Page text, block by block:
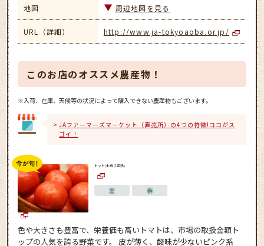
地図 周辺地図を見る
URL（詳細） http://www.ja-tokyoaoba.or.jp/
このお店のオススメ農産物！
※入荷、在庫、天候等の状況によって購入できない農産物もございます。
JAファーマーズマーケット（直売所）の4つの特徴!ココがス
ゴイ！
トマト(木成り完熟)
夏 春
色や大きさも豊富で、栄養価も高いトマトは、市場の取扱金額ト
ップの人気を誇る野菜です。 皮が薄く、酸味が少ないピンク系